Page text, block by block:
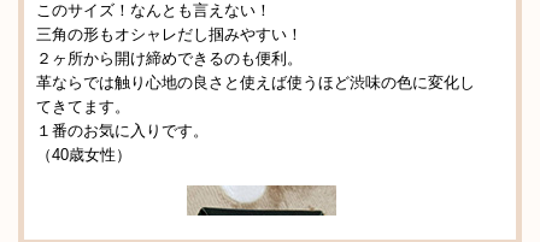
このサイズ！なんとも言えない！
三角の形もオシャレだし掴みやすい！
２ヶ所から開け締めできるのも便利。
革ならでは触り心地の良さと使えば使うほど渋味の色に変化し
てきてます。
１番のお気に入りです。
（40歳女性）